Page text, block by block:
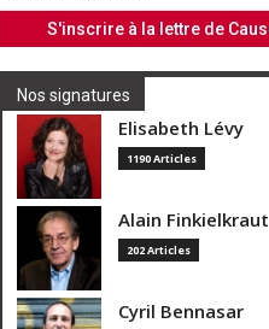
Nos signatures
Elisabeth Lévy
1190 Articles
Alain Finkielkraut
202 Articles
Cyril Bennasar